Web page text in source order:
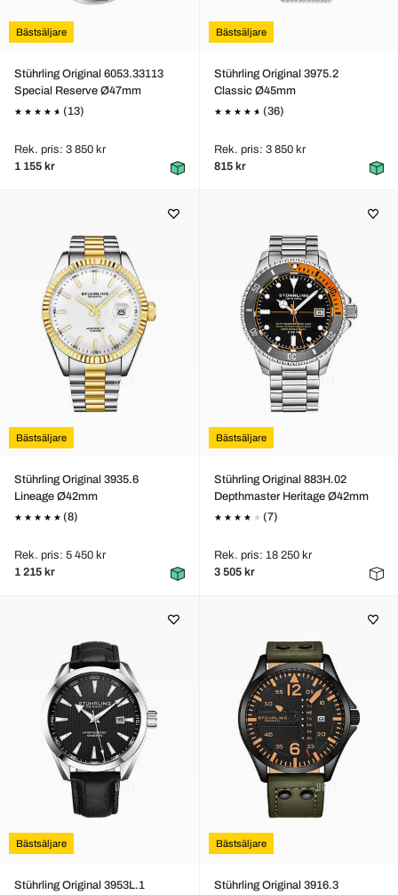
Bästsäljare
Stührling Original 6053.33113
Special Reserve Ø47mm
(13)
Rek. pris: 3 850 kr
1 155 kr
Bästsäljare
Stührling Original 3975.2
Classic Ø45mm
(36)
Rek. pris: 3 850 kr
815 kr
Bästsäljare
Stührling Original 3935.6
Lineage Ø42mm
(8)
Rek. pris: 5 450 kr
1 215 kr
Bästsäljare
Stührling Original 883H.02
Depthmaster Heritage Ø42mm
(7)
Rek. pris: 18 250 kr
3 505 kr
Bästsäljare
Stührling Original 3953L.1
Bästsäljare
Stührling Original 3916.3